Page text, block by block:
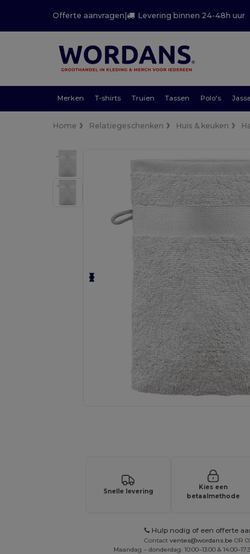
Offerte aanvragen | Levering binnen 24-48h uur
Merken T-shirts Truien Tassen Polo's
Home Relatiegeschenken Huis & keuken
Snelle levering
Kies een
betaalmethode
Hulp nodig of een offerte
Contact ventes@wordans.be OR
Maandag – donderdag: 10:00–13:00 &